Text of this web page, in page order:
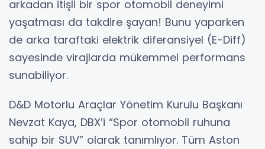
arkadan itişli bir spor otomobil deneyimi
yaşatması da takdire şayan! Bunu yaparken
de arka taraftaki elektrik diferansiyel (E-Diff)
sayesinde virajlarda mükemmel performans
sunabiliyor.
D&D Motorlu Araçlar Yönetim Kurulu Başkanı
Nevzat Kaya, DBX’i “Spor otomobil ruhuna
sahip bir SUV” olarak tanımlıyor. Tüm Aston